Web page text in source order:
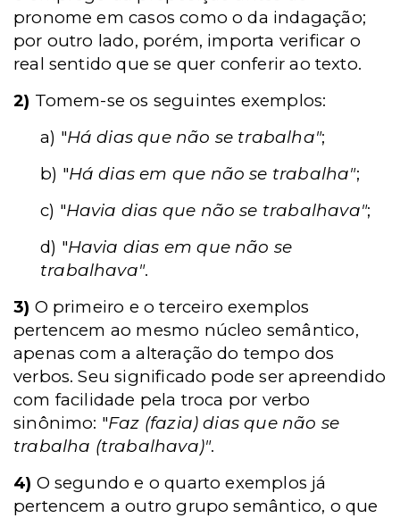
pronome em casos como o da indagação;
por outro lado, porém, importa verificar o
real sentido que se quer conferir ao texto.
2) Tomem-se os seguintes exemplos:
a) "Há dias que não se trabalha";
b) "Há dias em que não se trabalha";
c) "Havia dias que não se trabalhava";
d) "Havia dias em que não se
trabalhava".
3) O primeiro e o terceiro exemplos
pertencem ao mesmo núcleo semântico,
apenas com a alteração do tempo dos
verbos. Seu significado pode ser apreendido
com facilidade pela troca por verbo
sinônimo: "Faz (fazia) dias que não se
trabalha (trabalhava)".
4) O segundo e o quarto exemplos já
pertencem a outro grupo semântico, o que